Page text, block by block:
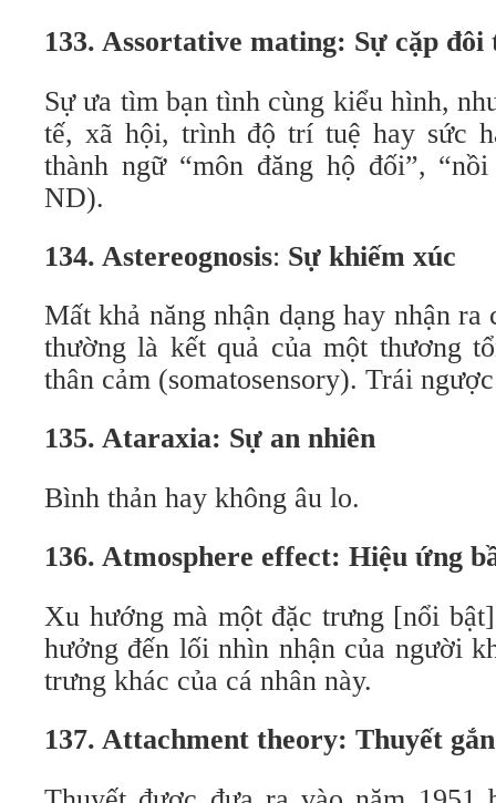
133. Assortative mating: Sự cặp đôi
Sự ưa tìm bạn tình cùng kiểu hình,
tế, xã hội, trình độ trí tuệ hay sức
thành ngữ “môn đăng hộ đối”,
ND).
134. Astereognosis: Sự khiếm xúc
Mất khả năng nhận dạng hay nhận ra
thường là kết quả của một thương
thân cảm (somatosensory). Trái
135. Ataraxia: Sự an nhiên
Bình thản hay không âu lo.
136. Atmosphere effect: Hiệu ứng
Xu hướng mà một đặc trưng [nổi
hưởng đến lối nhìn nhận của người
trưng khác của cá nhân này.
137. Attachment theory: Thuyết